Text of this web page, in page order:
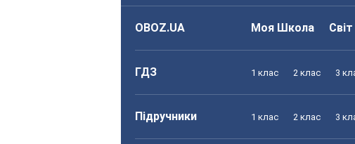
OBOZ.UA Моя Школа Світ
ГДЗ 1 клас 2 клас 3
Підручники 1 клас 2 клас 3